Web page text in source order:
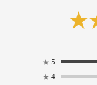
★ 5
★ 4